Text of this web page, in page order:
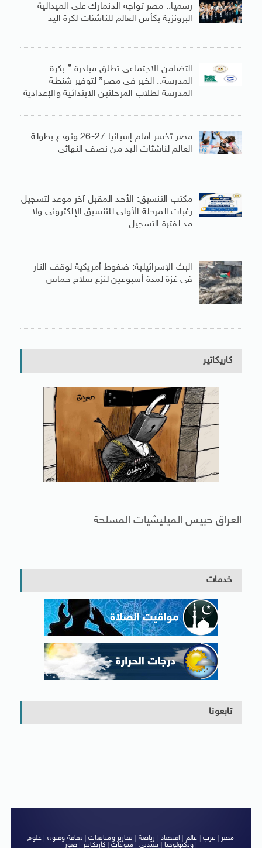
رسميا.. مصر تواجه الدنمارك على الميدالية
البرونزية بكأس العالم للناشئات لكرة اليد
التضامن الاجتماعى تطلق مبادرة ” بكرة
المدرسة.. الخير فى مصر” لتوفير شنطة
المدرسة لطلاب المرحلتين الابتدائية والإعدادية
مصر تخسر أمام إسبانيا 27-26 وتودع بطولة
العالم لناشئات اليد من نصف النهائى
مكتب التنسيق: الأحد المقبل آخر موعد لتسجيل
رغبات المرحلة الأولى للتنسيق الإلكترونى ولا
مد لفترة التسجيل
البث الإسرائيلية: ضغوط أمريكية لوقف النار
فى غزة لمدة أسبوعين لنزع سلاح حماس
كاريكاتير
العراق حبيس الميليشيات المسلحة
خدمات
تابعونا
مصر عرب عالم اقتصاد رياضة |تقارير ومتابعات|ثقافة وفنون
علوم
وتكنولوجيا| سيدتى منوعات كاريكاتير صور |